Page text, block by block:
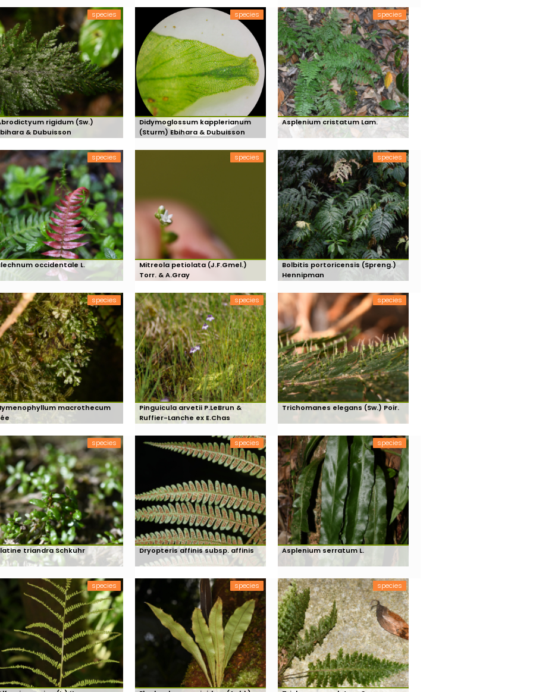
species
rigidum (Sw.)
& Dubuisson
species
Didymoglossum kapplerianum
(Sturm) Ebihara & Dubuisson
species
Asplenium cristatum Lam.
species
occidentale L.
species
Mitreola petiolata (J.F.Gmel.)
Torr. & A.Gray
species
Bolbitis portoricensis (Spreng.)
Hennipman
species
macrothecum
species
Pinguicula arvetii P.LeBrun &
Ruffier-Lanche ex E.Chas
species
Trichomanes elegans (Sw.) Poir.
species
triandra Schkuhr
species
Dryopteris affinis subsp. affinis
species
Asplenium serratum L.
species species species